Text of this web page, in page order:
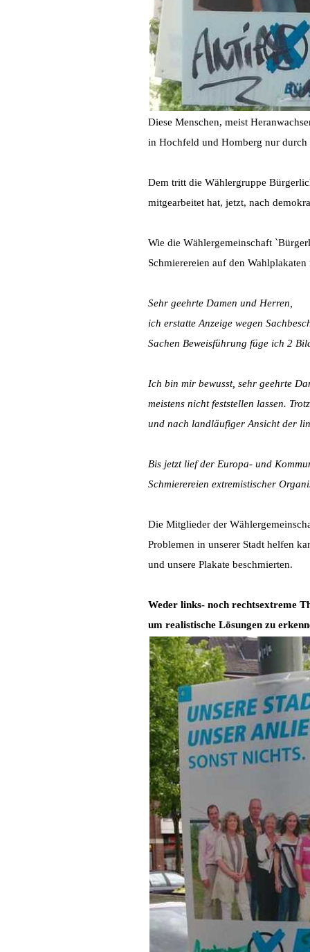
Diese Menschen, meist
in Hochfeld und Homberg nur durch
Dem tritt die Wählergruppe
mitgearbeitet hat, jetzt, nach
Wie die Wählergemeinschaft
Schmierereien auf den
Sehr geehrte Damen und Herren,
ich erstatte Anzeige wegen
Sachen Beweisführung füge ich 2
Ich bin mir bewusst, sehr geehrte
meistens nicht feststellen lassen.
und nach landläufiger Ansicht der
Bis jetzt lief der Europa- und
Schmierereien extremistischer
Die Mitglieder der
Problemen in unserer Stadt helfen
und unsere Plakate beschmierten.
Weder links- noch rechtsextreme
um realistische Lösungen zu